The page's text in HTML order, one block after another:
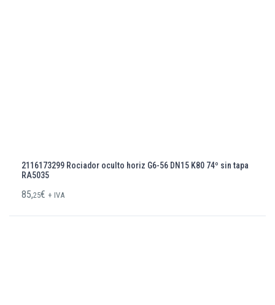
2116173299 Rociador oculto horiz G6-56 DN15 K80 74º sin tapa
RA5035
85,25€ + IVA